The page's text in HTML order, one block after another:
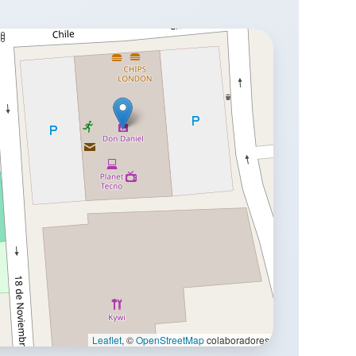
Leaflet, ©OpenStreetMapcolaboradores